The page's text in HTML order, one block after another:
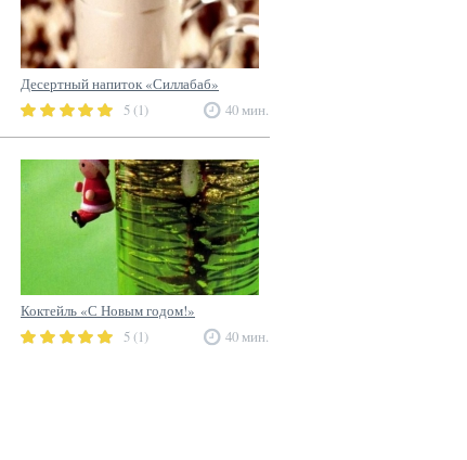
Десертный напиток «Силлабаб»
5 (1)
40 мин.
Коктейль «С Новым годом!»
5 (1)
40 мин.